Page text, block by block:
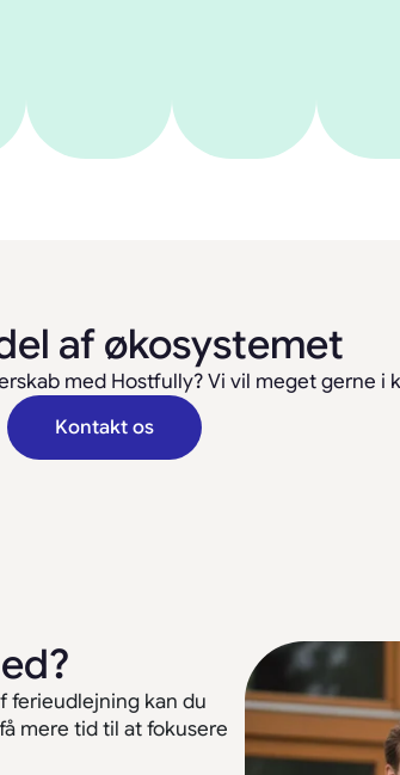
af økosystemet
med Hostfully? Vi vil meget gerne i
Kontakt os
ferieudlejning kan du
mere tid til at fokusere